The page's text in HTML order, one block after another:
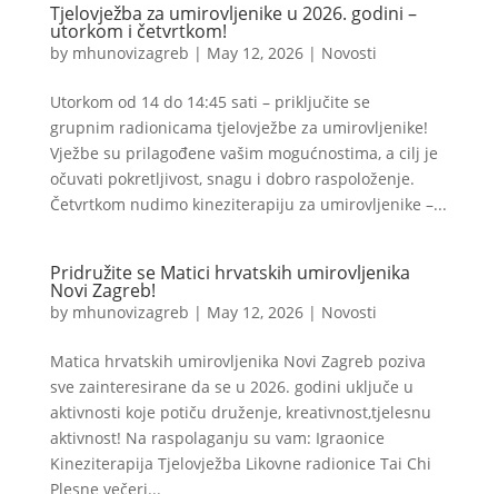
Tjelovježba za umirovljenike u 2026. godini –
utorkom i četvrtkom!
by mhunovizagreb | May 12, 2026| Novosti
Utorkom od 14 do 14:45 sati – priključite se
grupnim radionicama tjelovježbe za umirovljenike!
Vježbe su prilagođene vašim mogućnostima, a cilj je
očuvati pokretljivost, snagu i dobro raspoloženje.
Četvrtkom nudimo kineziterapiju za umirovljenike –...
Pridružite se Matici hrvatskih umirovljenika
Novi Zagreb!
by mhunovizagreb | May 12, 2026| Novosti
Matica hrvatskih umirovljenika Novi Zagreb poziva
sve zainteresirane da se u 2026. godini uključe u
aktivnosti koje potiču druženje, kreativnost,tjelesnu
aktivnost! Na raspolaganju su vam: Igraonice
Kineziterapija Tjelovježba Likovne radionice Tai Chi
Plesne večeri...